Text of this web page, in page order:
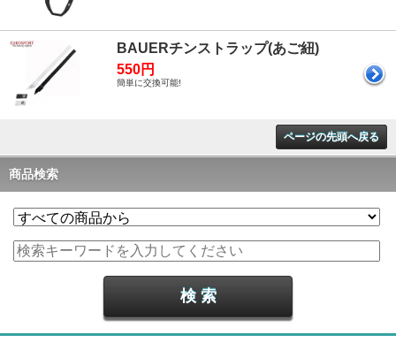
BAUERチンストラップ(あご紐)
550円
簡単に交換可能!
ページの先頭へ戻る
商品検索